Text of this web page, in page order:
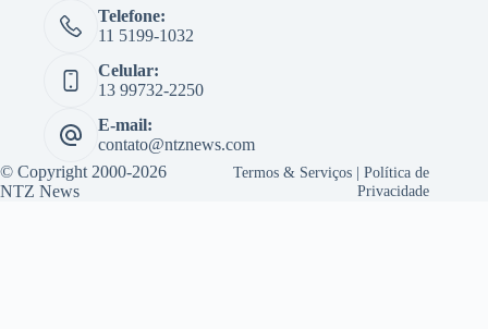
Telefone:
11 5199-1032
Celular:
13 99732-2250
E-mail:
contato@ntznews.com
© Copyright 2000-2026
NTZ News
Termos & Serviços |Política de
Privacidade